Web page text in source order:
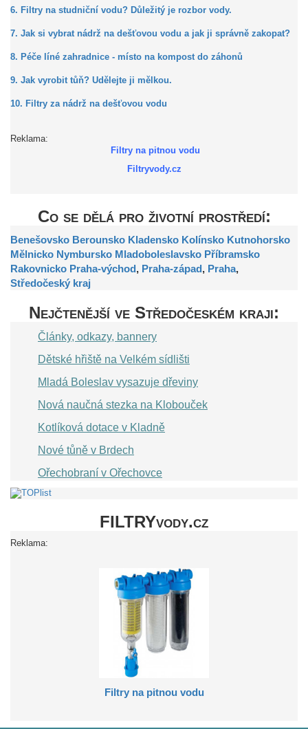
6. Filtry na studniční vodu? Důležitý je rozbor vody.
7. Jak si vybrat nádrž na dešťovou vodu a jak ji správně zakopat?
8. Péče líné zahradnice - místo na kompost do záhonů
9. Jak vyrobit tůň? Udělejte ji mělkou.
10. Filtry za nádrž na dešťovou vodu
Reklama:
Filtry na pitnou vodu
Filtryvody.cz
Co se dělá pro životní prostředí:
Benešovsko Berounsko Kladensko Kolínsko Kutnohorsko
Mělnicko Nymbursko Mladoboleslavsko Příbramsko
Rakovnicko Praha-východ, Praha-západ, Praha,
Středočeský kraj
Nejčtenější ve Středočeském kraji:
Články, odkazy, bannery
Dětské hřiště na Velkém sídlišti
Mladá Boleslav vysazuje dřeviny
Nová naučná stezka na Klobouček
Kotlíková dotace v Kladně
Nové tůně v Brdech
Ořechobraní v Ořechovce
FILTRYvody.cz
Reklama:
Filtry na pitnou vodu